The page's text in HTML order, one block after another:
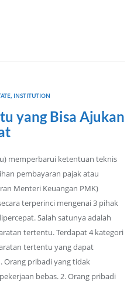
INSTITUTION
yang Bisa Ajukan
memperbarui ketentuan teknis
pembayaran pajak atau
Menteri Keuangan PMK)
terperinci mengenai 3 pihak
Salah satunya adalah
tertentu. Terdapat 4 kategori
tertentu yang dapat
Orang pribadi yang tidak
bebas. 2. Orang pribadi